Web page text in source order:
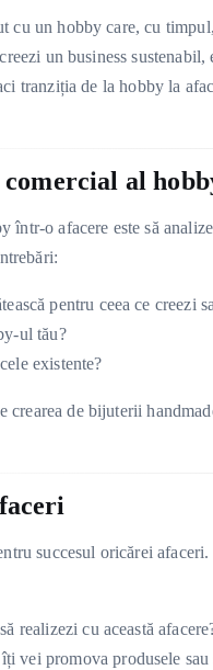
cu un hobby care, cu
un business
tranziția de la hobby la
al
într-o afacere este să
pentru ceea ce creezi
ul tău?
existente?
de bijuterii
succesul oricărei
realizezi cu această
vei promova produsele